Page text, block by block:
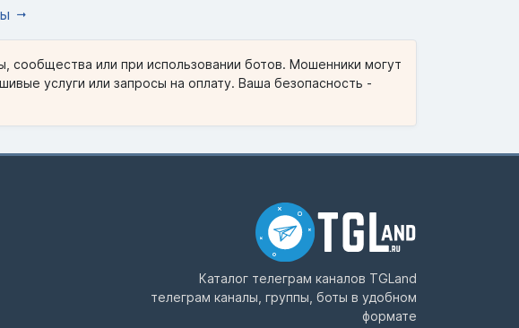
сообщества или при использовании ботов. Мошенники могут
услуги или запросы на оплату. Ваша безопасность -
Каталог телеграм каналов TGLand
телеграм каналы, группы, боты в удобном
формате